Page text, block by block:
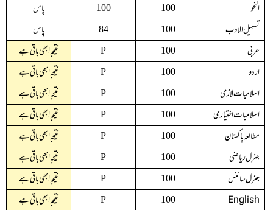
النحو
100
100
پاس
تسہیل الادب
100
84
پاس
عربی
100
P
نتیجہ ابھی باقی ہے
اردو
100
P
نتیجہ ابھی باقی ہے
اسلامیات لازمی
100
P
نتیجہ ابھی باقی ہے
اسلامیات اختیاری
100
P
نتیجہ ابھی باقی ہے
مطالعہ پاکستان
100
P
نتیجہ ابھی باقی ہے
جنرل ریاضی
100
P
نتیجہ ابھی باقی ہے
جنرل سائنس
100
P
نتیجہ ابھی باقی ہے
English
100
P
نتیجہ ابھی باقی ہے